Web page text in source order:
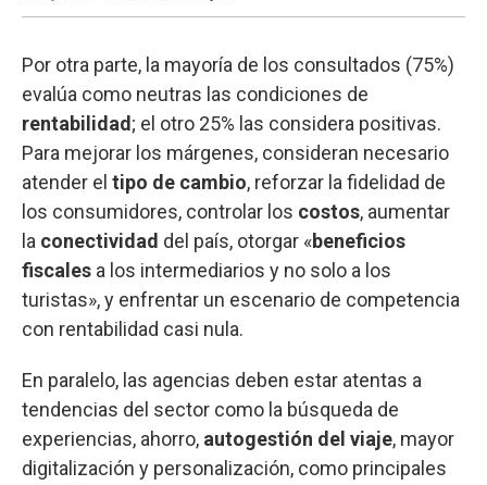
Por otra parte, la mayoría de los consultados (75%)
evalúa como neutras las condiciones de
rentabilidad ; el otro 25% las considera positivas.
Para mejorar los márgenes, consideran necesario
atender el tipo de cambio, reforzar la fidelidad de
los consumidores, controlar los costos, aumentar
la conectividad del país, otorgar «beneficios
fiscales a los intermediarios y no solo a los
turistas», y enfrentar un escenario de competencia
con rentabilidad casi nula.
En paralelo, las agencias deben estar atentas a
tendencias del sector como la búsqueda de
experiencias, ahorro, autogestión del viaje, mayor
digitalización y personalización, como principales